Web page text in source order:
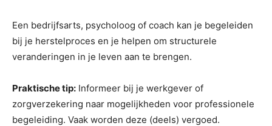
Een bedrijfsarts, psycholoog of coach kan je begeleiden
bij je herstelproces en je helpen om structurele
veranderingen in je leven aan te brengen.
Praktische tip: Informeer bij je werkgever of
zorgverzekering naar mogelijkheden voor professionele
begeleiding. Vaak worden deze (deels) vergoed.